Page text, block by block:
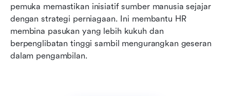
pemuka memastikan inisiatif sumber manusia sejajar
dengan strategi perniagaan. Ini membantu HR
membina pasukan yang lebih kukuh dan
berpenglibatan tinggi sambil mengurangkan geseran
dalam pengambilan.